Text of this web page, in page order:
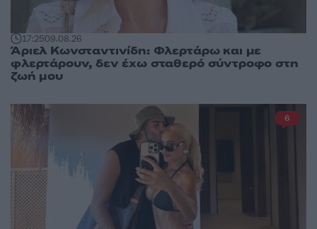
17:2509.08.26
Άριελ Κωνσταντινίδη: Φλερτάρω και με
φλερτάρουν, δεν έχω σταθερό σύντροφο στη
ζωή μου
6